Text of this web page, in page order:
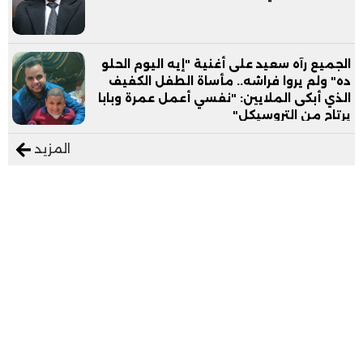
الجميع رآه سعيد على أغنية "إيه اليوم الحلو
ده" ولم يروا فراشه.. مأساة الطفل الكفيف
الذي أبكى الملايين: "نفسي أعمل عمرة وبابا
يرتاح من التروسيكل"
المزيد